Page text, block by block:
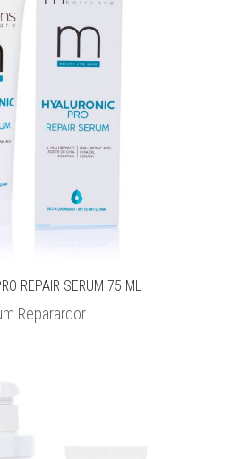
REPAIR SERUM 75 ML
Reparardor